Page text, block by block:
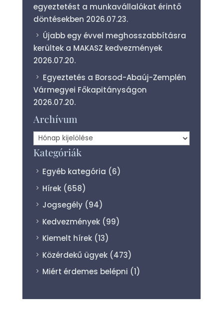
egyeztetést a munkavállalókat érintő
döntésekben 2026.07.23.
Újabb egy évvel meghosszabbításra
kerültek a MAKASZ kedvezmények
2026.07.20.
Egyeztetés a Borsod-Abaúj-Zemplén
Vármegyei Főkapitányságon
2026.07.20.
Archívum
Archívum
Kategóriák
Egyéb kategória (6)
Hírek (658)
Jogsegély (94)
Kedvezmények (99)
Kiemelt hírek (13)
Közérdekű ügyek (473)
Miért érdemes belépni (1)